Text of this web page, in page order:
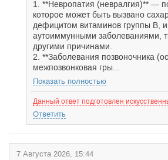
1. **Невропатия (невралгия)** —
которое может быть вызвано
дефицитом витаминов группы B,
аутоиммунными заболеваниями,
другими причинами.
2. **Заболевания позвоночника
межпозвонковая гры...
Показать полностью
Данный ответ подготовлен
Ответить
7 Августа 2026, 15:44